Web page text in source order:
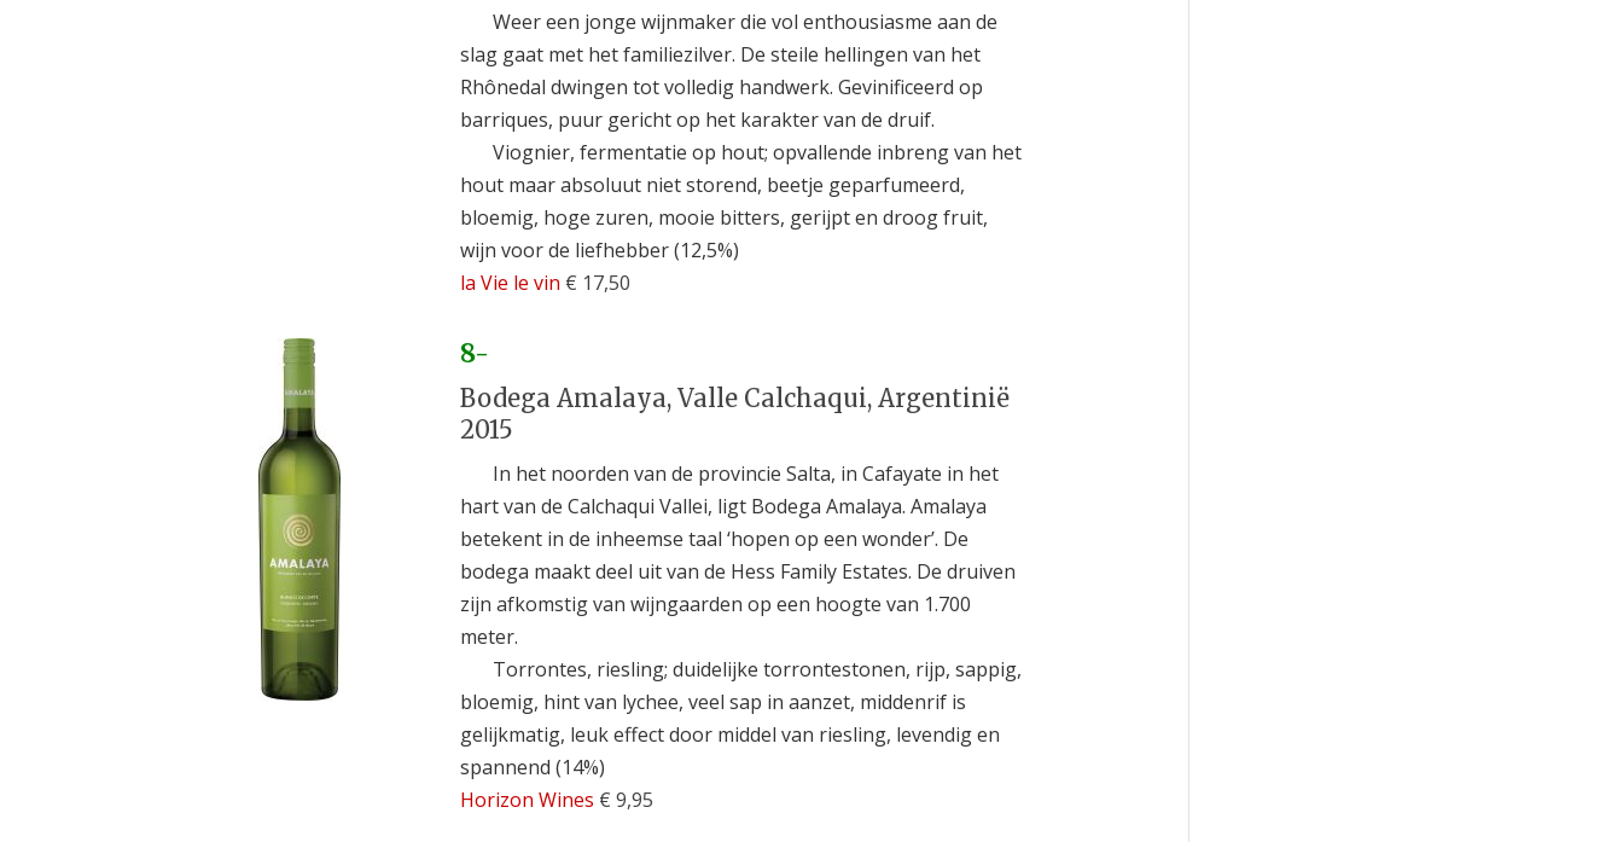
Weer een jonge wijnmaker die vol enthousiasme aan de
slag gaat met het familiezilver. De steile hellingen van het
Rhônedal dwingen tot volledig handwerk. Gevinificeerd op
barriques, puur gericht op het karakter van de druif.
Viognier, fermentatie op hout; opvallende inbreng van het
hout maar absoluut niet storend, beetje geparfumeerd,
bloemig, hoge zuren, mooie bitters, gerijpt en droog fruit,
wijn voor de liefhebber (12,5%)
la Vie le vin € 17,50
8-
Bodega Amalaya, Valle Calchaqui, Argentinië
2015
In het noorden van de provincie Salta, in Cafayate in het
hart van de Calchaqui Vallei, ligt Bodega Amalaya. Amalaya
betekent in de inheemse taal ‘hopen op een wonder’. De
bodega maakt deel uit van de Hess Family Estates. De druiven
zijn afkomstig van wijngaarden op een hoogte van 1.700
meter.
Torrontes, riesling; duidelijke torrontestonen, rijp, sappig,
bloemig, hint van lychee, veel sap in aanzet, middenrif is
gelijkmatig, leuk effect door middel van riesling, levendig en
spannend (14%)
Horizon Wines € 9,95